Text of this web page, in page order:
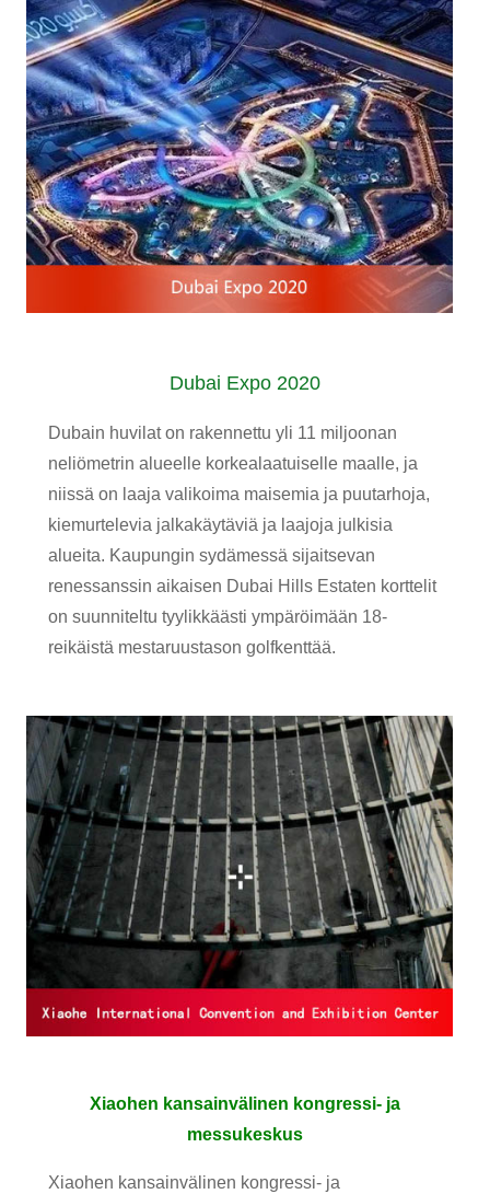
Dubai Expo 2020
Dubain huvilat on rakennettu yli 11 miljoonan
neliömetrin alueelle korkealaatuiselle maalle, ja
niissä on laaja valikoima maisemia ja puutarhoja,
kiemurtelevia jalkakäytäviä ja laajoja julkisia
alueita. Kaupungin sydämessä sijaitsevan
renessanssin aikaisen Dubai Hills Estaten korttelit
on suunniteltu tyylikkäästi ympäröimään 18-
reikäistä mestaruustason golfkenttää.
Xiaohen kansainvälinen kongressi- ja
messukeskus
Xiaohen kansainvälinen kongressi- ja